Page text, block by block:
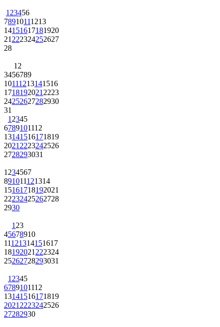
1 23456
78910111213
14151617181920
21 222324252627
28
1 2
3456789
10111213141516
1718192021 2223
24252627282930
31
1 2345
6789101112
13141516171819
2021 2223242526
2728293031
1 234567
891011121314
15161718192021
22232425262728
2930
1 23
45678910
11121314151617
18192021 222324
25262728293031
1 2345
6789101112
13141516171819
2021 2223242526
27282930